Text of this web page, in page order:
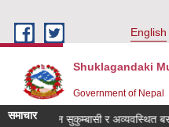
English
Shuklagandaki
Government of Nepal
समाचार
भूमिहीन सुकुम्बासी र अव्यवस्थित